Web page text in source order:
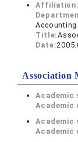
Affiliation:
Accounting
Title:
Date:
Association
Academic
Academic
Academic
Academic